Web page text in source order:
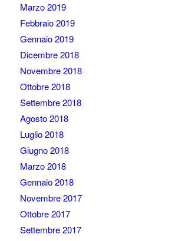
Marzo 2019
Febbraio 2019
Gennaio 2019
Dicembre 2018
Novembre 2018
Ottobre 2018
Settembre 2018
Agosto 2018
Luglio 2018
Giugno 2018
Marzo 2018
Gennaio 2018
Novembre 2017
Ottobre 2017
Settembre 2017